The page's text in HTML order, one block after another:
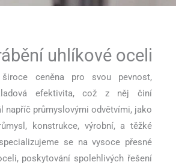
uhlíkové oceli
ceněna pro svou pevnost,
efektivita, což z něj činí
napříč průmyslovými odvětvími, jako
konstrukce, výrobní, a těžké
se na vysoce přesné
poskytování spolehlivých řešení